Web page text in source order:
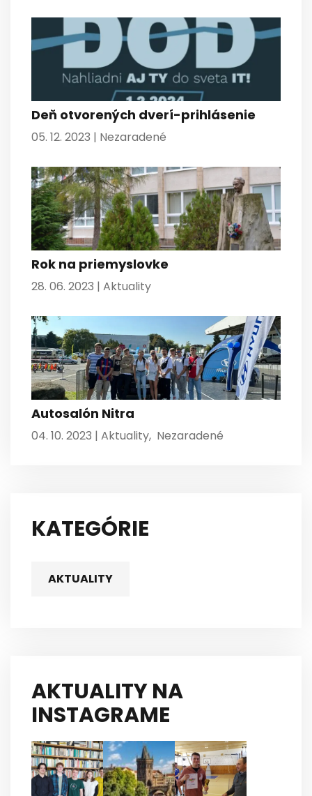
Deň otvorených dverí-prihlásenie
05. 12. 2023 | Nezaradené
Rok na priemyslovke
28. 06. 2023 | Aktuality
Autosalón Nitra
04. 10. 2023 | Aktuality, Nezaradené
KATEGÓRIE
AKTUALITY
AKTUALITY NA
INSTAGRAME